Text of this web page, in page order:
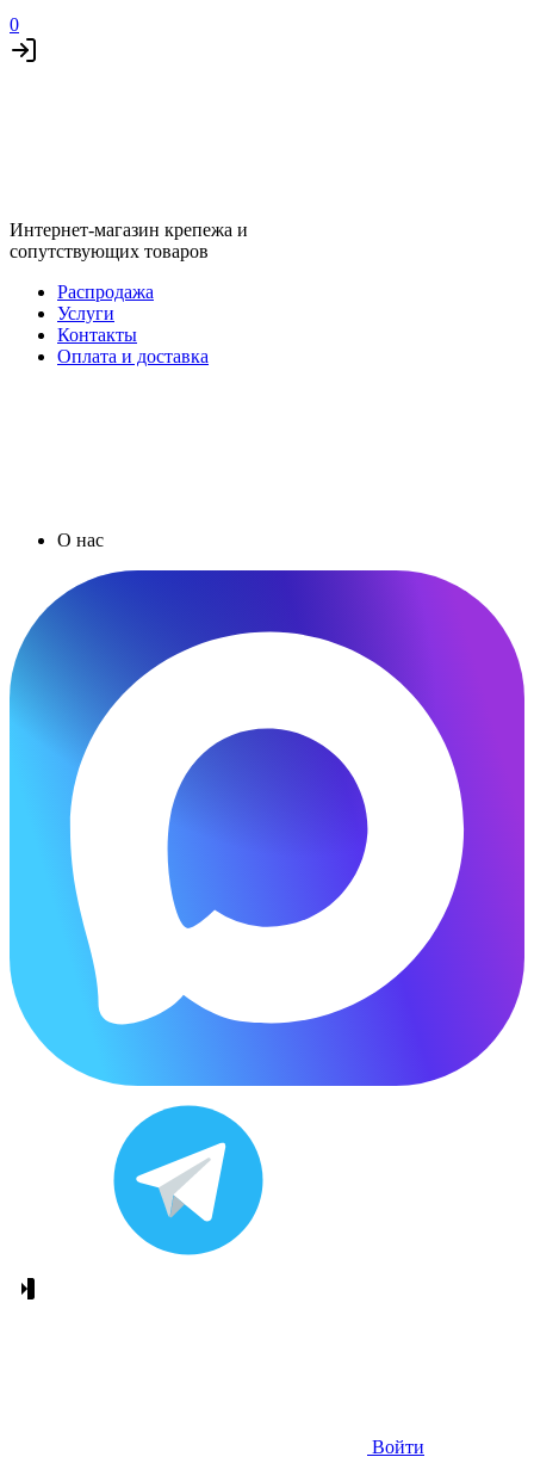
0
Интернет-магазин крепежа и
сопутствующих товаров
Распродажа
Услуги
Контакты
Оплата и доставка
О нас
Войти